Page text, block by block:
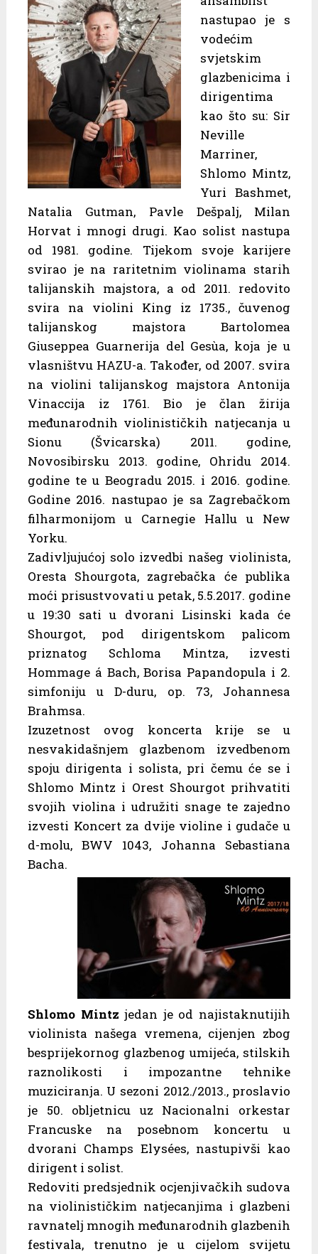
nastupao je s
vodećim
svjetskim
glazbenicima i
dirigentima
kao što su: Sir
Neville
Marriner,
Shlomo Mintz,
Yuri Bashmet,
Natalia Gutman, Pavle Dešpalj, Milan
Horvat i mnogi drugi. Kao solist nastupa
od 1981. godine. Tijekom svoje karijere
svirao je na raritetnim violinama starih
talijanskih majstora, a od 2011. redovito
svira na violini King iz 1735., čuvenog
talijanskog majstora Bartolomea
Giuseppea Guarnerija del Gesùa, koja je u
vlasništvu HAZU-a. Također, od 2007. svira
na violini talijanskog majstora Antonija
Vinaccija iz 1761. Bio je član žirija
međunarodnih violinističkih natjecanja u
Sionu (Švicarska) 2011. godine,
Novosibirsku 2013. godine, Ohridu 2014.
godine te u Beogradu 2015. i 2016. godine.
Godine 2016. nastupao je sa Zagrebačkom
filharmonijom u Carnegie Hallu u New
Yorku.
Zadivljujućoj solo izvedbi našeg violinista,
Oresta Shourgota, zagrebačka će publika
moći prisustvovati u petak, 5.5.2017. godine
u 19:30 sati u dvorani Lisinski kada će
Shourgot, pod dirigentskom palicom
priznatog Schloma Mintza, izvesti
Hommage á Bach, Borisa Papandopula i 2.
simfoniju u D-duru, op. 73, Johannesa
Brahmsa.
Izuzetnost ovog koncerta krije se u
nesvakidašnjem glazbenom izvedbenom
spoju dirigenta i solista, pri čemu će se i
Shlomo Mintz i Orest Shourgot prihvatiti
svojih violina i udružiti snage te zajedno
izvesti Koncert za dvije violine i gudače u
d-molu, BWV 1043, Johanna Sebastiana
Bacha.
Shlomo Mintz jedan je od najistaknutijih
violinista našega vremena, cijenjen zbog
besprijekornog glazbenog umijeća, stilskih
raznolikosti i impozantne tehnike
muziciranja. U sezoni 2012./2013., proslavio
je 50. obljetnicu uz Nacionalni orkestar
Francuske na posebnom koncertu u
dvorani Champs Elysées, nastupivši kao
dirigent i solist.
Redoviti predsjednik ocjenjivačkih sudova
na violinističkim natjecanjima i glazbeni
ravnatelj mnogih međunarodnih glazbenih
festivala, trenutno je u cijelom svijetu